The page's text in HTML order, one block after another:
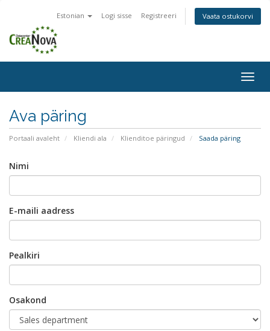
Estonian Logi sisse Registreeri Vaata ostukorvi
Ava päring
Portaali avaleht Kliendi ala Klienditoe päringud Saada päring
Nimi
E-maili aadress
Pealkiri
Osakond